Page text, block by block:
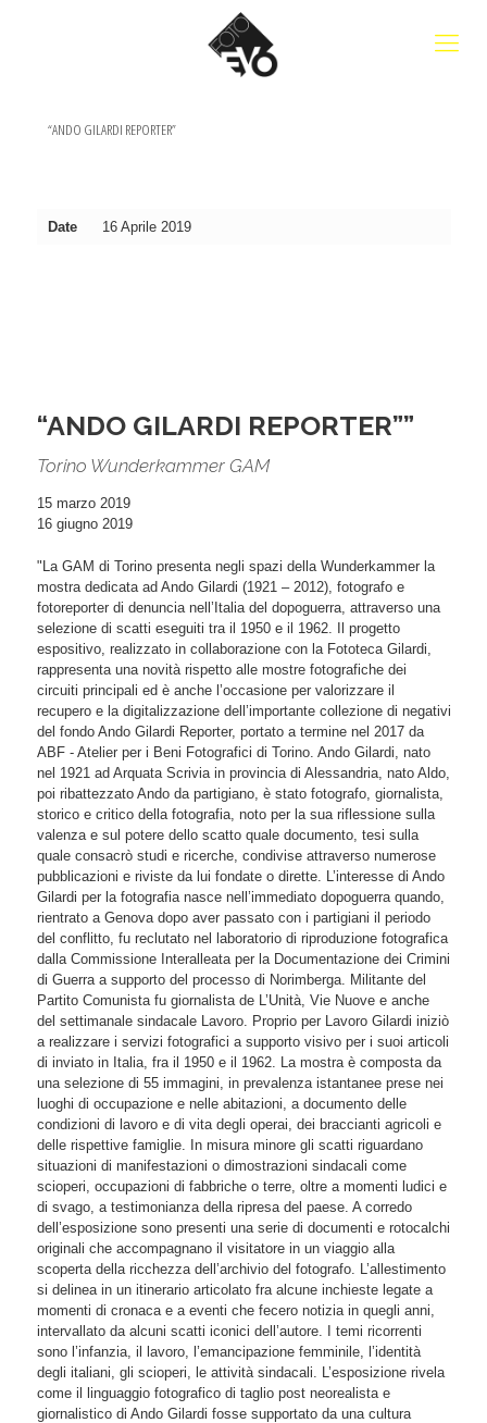
“ANDO GILARDI REPORTER”
Date 16 Aprile 2019
“ANDO GILARDI REPORTER””
Torino Wunderkammer GAM
15 marzo 2019
16 giugno 2019
"La GAM di Torino presenta negli spazi della Wunderkammer la
mostra dedicata ad Ando Gilardi (1921 – 2012), fotografo e
fotoreporter di denuncia nell’Italia del dopoguerra, attraverso una
selezione di scatti eseguiti tra il 1950 e il 1962. Il progetto
espositivo, realizzato in collaborazione con la Fototeca Gilardi,
rappresenta una novità rispetto alle mostre fotografiche dei
circuiti principali ed è anche l’occasione per valorizzare il
recupero e la digitalizzazione dell’importante collezione di negativi
del fondo Ando Gilardi Reporter, portato a termine nel 2017 da
ABF - Atelier per i Beni Fotografici di Torino. Ando Gilardi, nato
nel 1921 ad Arquata Scrivia in provincia di Alessandria, nato Aldo,
poi ribattezzato Ando da partigiano, è stato fotografo, giornalista,
storico e critico della fotografia, noto per la sua riflessione sulla
valenza e sul potere dello scatto quale documento, tesi sulla
quale consacrò studi e ricerche, condivise attraverso numerose
pubblicazioni e riviste da lui fondate o dirette. L’interesse di Ando
Gilardi per la fotografia nasce nell’immediato dopoguerra quando,
rientrato a Genova dopo aver passato con i partigiani il periodo
del conflitto, fu reclutato nel laboratorio di riproduzione fotografica
dalla Commissione Interalleata per la Documentazione dei Crimini
di Guerra a supporto del processo di Norimberga. Militante del
Partito Comunista fu giornalista de L’Unità, Vie Nuove e anche
del settimanale sindacale Lavoro. Proprio per Lavoro Gilardi iniziò
a realizzare i servizi fotografici a supporto visivo per i suoi articoli
di inviato in Italia, fra il 1950 e il 1962. La mostra è composta da
una selezione di 55 immagini, in prevalenza istantanee prese nei
luoghi di occupazione e nelle abitazioni, a documento delle
condizioni di lavoro e di vita degli operai, dei braccianti agricoli e
delle rispettive famiglie. In misura minore gli scatti riguardano
situazioni di manifestazioni o dimostrazioni sindacali come
scioperi, occupazioni di fabbriche o terre, oltre a momenti ludici e
di svago, a testimonianza della ripresa del paese. A corredo
dell’esposizione sono presenti una serie di documenti e rotocalchi
originali che accompagnano il visitatore in un viaggio alla
scoperta della ricchezza dell’archivio del fotografo. L’allestimento
si delinea in un itinerario articolato fra alcune inchieste legate a
momenti di cronaca e a eventi che fecero notizia in quegli anni,
intervallato da alcuni scatti iconici dell’autore. I temi ricorrenti
sono l’infanzia, il lavoro, l’emancipazione femminile, l’identità
degli italiani, gli scioperi, le attività sindacali. L’esposizione rivela
come il linguaggio fotografico di taglio post neorealista e
giornalistico di Ando Gilardi fosse supportato da una cultura